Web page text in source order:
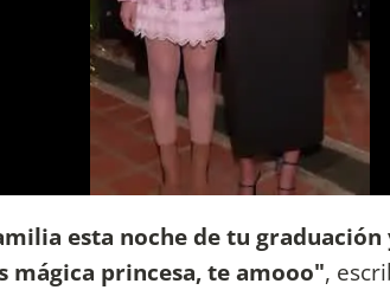
esta noche de tu
mágica princesa, te amooo",